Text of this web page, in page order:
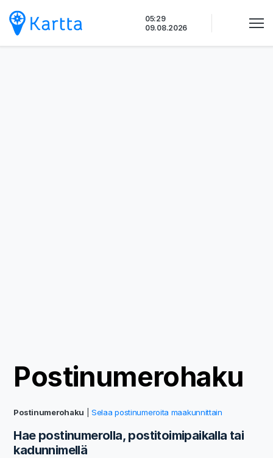
sisältöön
05:29
09.08.2026
Postinumerohaku
Postinumerohaku |Selaa postinumeroita maakunnittain
Hae postinumerolla, postitoimipaikalla tai
kadunnimellä